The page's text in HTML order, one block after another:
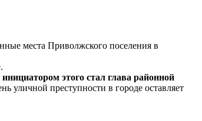
места Приволжского поселения в
этого стал глава районной
уличной преступности в городе оставляет